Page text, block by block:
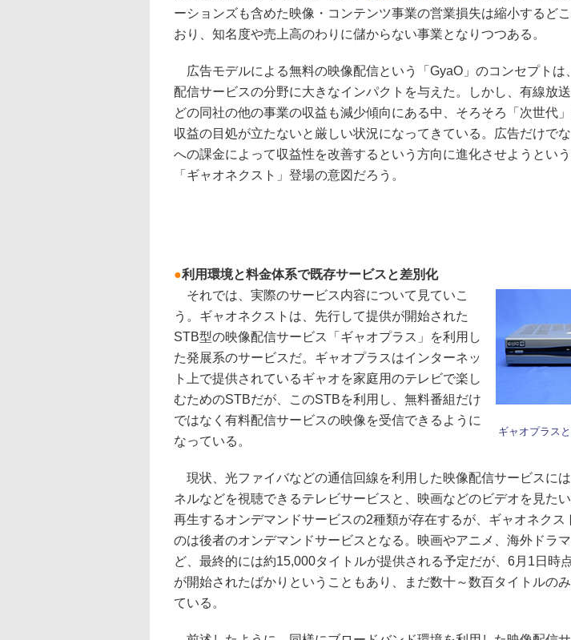
ーションズも含めた映像・コンテンツ事業の営業損失は縮小するど
おり、知名度や売上高のわりに儲からない事業となりつつある。
広告モデルによる無料の映像配信という「GyaO」のコンセプトは
配信サービスの分野に大きなインパクトを与えた。しかし、有線放
どの同社の他の事業の収益も減少傾向にある中、そろそろ「次世代
収益の目処が立たないと厳しい状況になってきている。広告だけで
への課金によって収益性を改善するという方向に進化させようとい
「ギャオネクスト」登場の意図だろう。
●利用環境と料金体系で既存サービスと差別化
ギャオプラス
それでは、実際のサービス内容について見ていこ
う。ギャオネクストは、先行して提供が開始された
STB型の映像配信サービス「ギャオプラス」を利用し
た発展系のサービスだ。ギャオプラスはインターネッ
ト上で提供されているギャオを家庭用のテレビで楽し
むためのSTBだが、このSTBを利用し、無料番組だけ
ではなく有料配信サービスの映像を受信できるように
なっている。
現状、光ファイバなどの通信回線を利用した映像配信サービスに
ネルなどを視聴できるテレビサービスと、映画などのビデオを見た
再生するオンデマンドサービスの2種類が存在するが、ギャオネクス
のは後者のオンデマンドサービスとなる。映画やアニメ、海外ドラ
ど、最終的には約15,000タイトルが提供される予定だが、6月1日時
が開始されたばかりということもあり、まだ数十～数百タイトルの
ている。